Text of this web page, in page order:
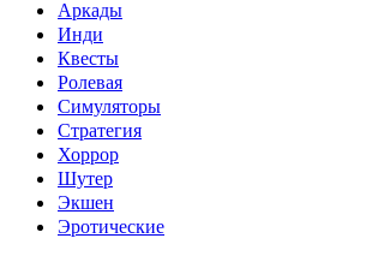
Аркады
Инди
Квесты
Ролевая
Симуляторы
Стратегия
Хоррор
Шутер
Экшен
Эротические